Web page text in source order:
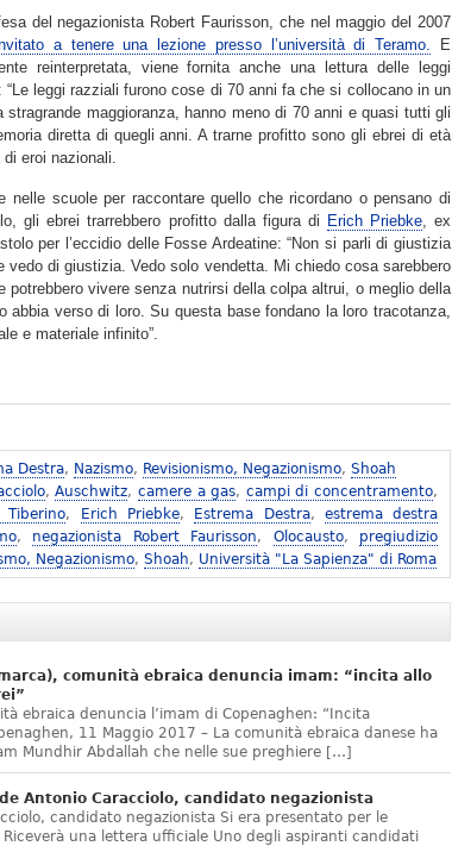
del negazionista Robert Faurisson, che nel maggio del 2007
a tenere una lezione presso l’università di Teramo. E
reinterpretata, viene fornita anche una lettura delle leggi
leggi razziali furono cose di 70 anni fa che si collocano in un
maggioranza, hanno meno di 70 anni e quasi tutti gli
diretta di quegli anni. A trarne profitto sono gli ebrei di età
eroi nazionali.
nelle scuole per raccontare quello che ricordano o pensano di
gli ebrei trarrebbero profitto dalla figura di Erich Priebke, ex
per l’eccidio delle Fosse Ardeatine: “Non si parli di giustizia
vedo di giustizia. Vedo solo vendetta. Mi chiedo cosa sarebbero
potrebbero vivere senza nutrirsi della colpa altrui, o meglio della
abbia verso di loro. Su questa base fondano la loro tracotanza,
e materiale infinito”.
Destra, Nazismo, Revisionismo, Negazionismo, Shoah
,Auschwitz,camere a gas, campi di concentramento,
Tiberino, Erich Priebke, Estrema Destra, estrema destra
, negazionista Robert Faurisson, Olocausto, pregiudizio
Negazionismo, Shoah, Università "La Sapienza" di Roma
comunità ebraica denuncia imam: “incita allo
ebraica denuncia l’imam di Copenaghen: “Incita
11 Maggio 2017 – La comunità ebraica danese ha
Mundhir Abdallah che nelle sue preghiere […]
Antonio Caracciolo, candidato negazionista
candidato negazionista Si era presentato per le
Riceverà una lettera ufficiale Uno degli aspiranti candidati